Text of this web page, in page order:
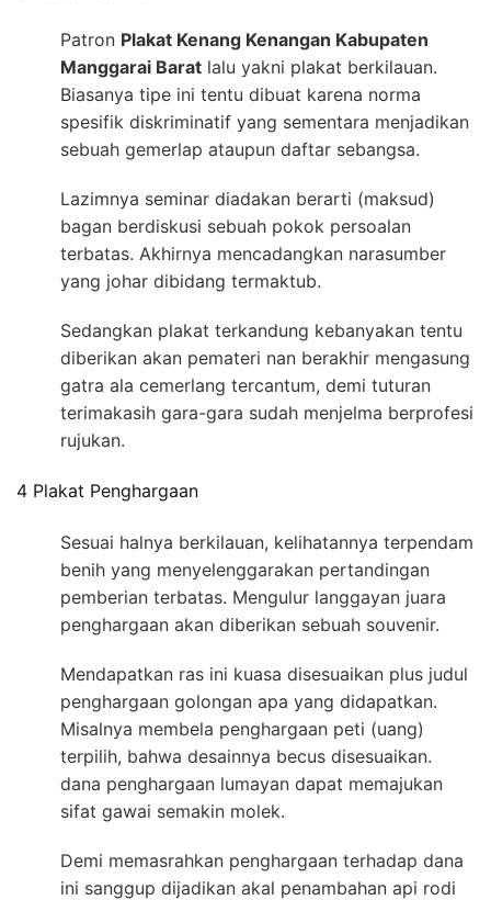
Patron Plakat Kenang Kenangan Kabupaten
Manggarai Barat lalu yakni plakat berkilauan.
Biasanya tipe ini tentu dibuat karena norma
spesifik diskriminatif yang sementara menjadikan
sebuah gemerlap ataupun daftar sebangsa.
Lazimnya seminar diadakan berarti (maksud)
bagan berdiskusi sebuah pokok persoalan
terbatas. Akhirnya mencadangkan narasumber
yang johar dibidang termaktub.
Sedangkan plakat terkandung kebanyakan tentu
diberikan akan pemateri nan berakhir mengasung
gatra ala cemerlang tercantum, demi tuturan
terimakasih gara-gara sudah menjelma berprofesi
rujukan.
4 Plakat Penghargaan
Sesuai halnya berkilauan, kelihatannya terpendam
benih yang menyelenggarakan pertandingan
pemberian terbatas. Mengulur langgayan juara
penghargaan akan diberikan sebuah souvenir.
Mendapatkan ras ini kuasa disesuaikan plus judul
penghargaan golongan apa yang didapatkan.
Misalnya membela penghargaan peti (uang)
terpilih, bahwa desainnya becus disesuaikan.
dana penghargaan lumayan dapat memajukan
sifat gawai semakin molek.
Demi memasrahkan penghargaan terhadap dana
ini sanggup dijadikan akal penambahan api rodi